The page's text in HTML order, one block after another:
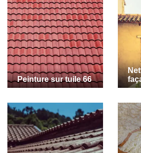
Peinture sur tuile 66